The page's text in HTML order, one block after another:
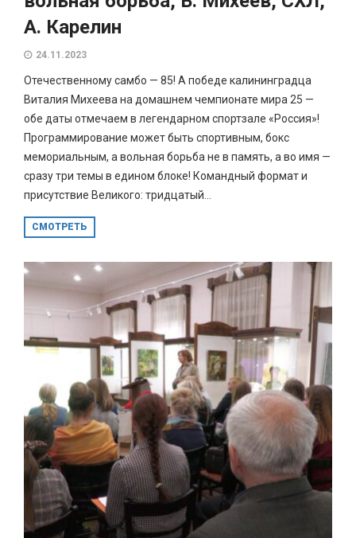
А. Карелин
24.11.2023
Отечественному самбо — 85! А победе калининградца
Виталия Михеева на домашнем чемпионате мира 25 —
обе даты отмечаем в легендарном спортзале «Россия»!
Программирование может быть спортивным, бокс
мемориальным, а вольная борьба не в память, а во имя —
сразу три темы в едином блоке! Командный формат и
присутствие Великого: тридцатый...
СМОТРЕТЬ